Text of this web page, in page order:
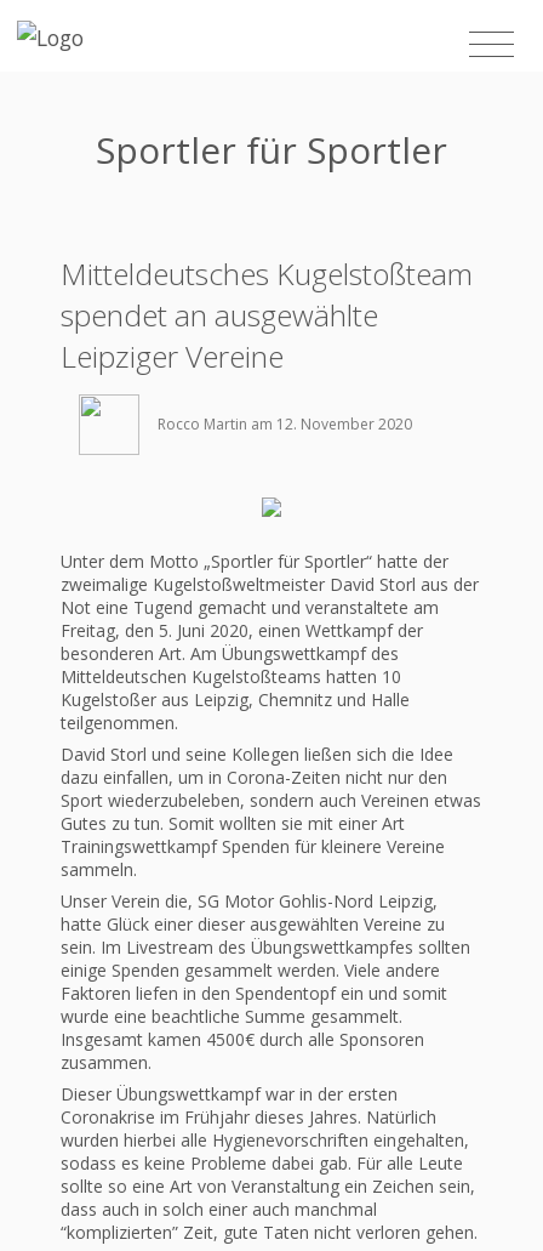
Sportler für Sportler
Mitteldeutsches Kugelstoßteam
spendet an ausgewählte
Leipziger Vereine
Rocco Martin am 12. November 2020
Unter dem Motto „Sportler für Sportler“ hatte der
zweimalige Kugelstoßweltmeister David Storl aus der
Not eine Tugend gemacht und veranstaltete am
Freitag, den 5. Juni 2020, einen Wettkampf der
besonderen Art. Am Übungswettkampf des
Mitteldeutschen Kugelstoßteams hatten 10
Kugelstoßer aus Leipzig, Chemnitz und Halle
teilgenommen.
David Storl und seine Kollegen ließen sich die Idee
dazu einfallen, um in Corona-Zeiten nicht nur den
Sport wiederzubeleben, sondern auch Vereinen etwas
Gutes zu tun. Somit wollten sie mit einer Art
Trainingswettkampf Spenden für kleinere Vereine
sammeln.
Unser Verein die, SG Motor Gohlis-Nord Leipzig,
hatte Glück einer dieser ausgewählten Vereine zu
sein. Im Livestream des Übungswettkampfes sollten
einige Spenden gesammelt werden. Viele andere
Faktoren liefen in den Spendentopf ein und somit
wurde eine beachtliche Summe gesammelt.
Insgesamt kamen 4500€ durch alle Sponsoren
zusammen.
Dieser Übungswettkampf war in der ersten
Coronakrise im Frühjahr dieses Jahres. Natürlich
wurden hierbei alle Hygienevorschriften eingehalten,
sodass es keine Probleme dabei gab. Für alle Leute
sollte so eine Art von Veranstaltung ein Zeichen sein,
dass auch in solch einer auch manchmal
“komplizierten” Zeit, gute Taten nicht verloren gehen.